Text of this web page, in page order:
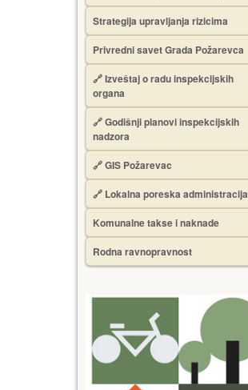
Strategija upravljanja rizicima
Privredni savet Grada Požarevca
🔗Izveštaj o radu inspekcijskih
organa
🔗Godišnji planovi inspekcijskih
nadzora
🔗 GIS Požarevac
🔗 Lokalna poreska administracija
Komunalne takse i naknade
Rodna ravnopravnost